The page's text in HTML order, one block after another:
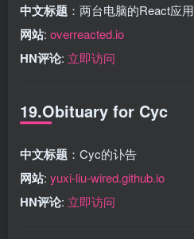
中文标题 ：两台电脑的React应用
网站: overreacted.io
HN评论: 立即访问
19.Obituary for Cyc
中文标题 ：Cyc的讣告
网站: yuxi-liu-wired.github.io
HN评论: 立即访问